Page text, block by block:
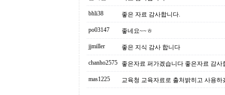
bhli38 좋은 자료 감사합니다.
po03147 좋네요~~ㅎ
jjmiller 좋은 지식 감사 합니다
chanho2575 좋은자료 퍼가겠습니다 좋은자료 감사
mas1225 교육청 교육자료로 출처밝히고 사용하